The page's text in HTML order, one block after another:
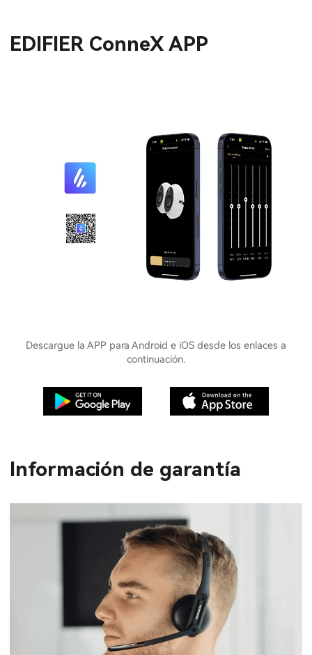
EDIFIER ConneX APP
Descargue la APP para Android e iOS desde los enlaces a
continuación.
Información de garantía